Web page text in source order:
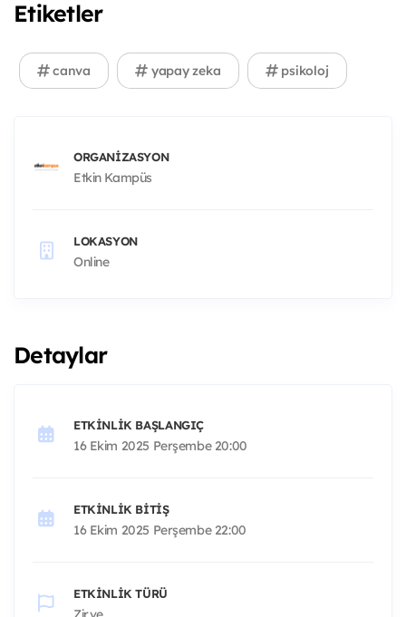
Etiketler
canva yapay zeka psikoloj
ORGANIZASYON
Etkin Kampüs
LOKASYON
Online
Detaylar
ETKINLIK BAŞLANGIÇ
16 Ekim 2025 Perşembe 20:00
ETKINLIK BITIŞ
16 Ekim 2025 Perşembe 22:00
ETKINLIK TÜRÜ